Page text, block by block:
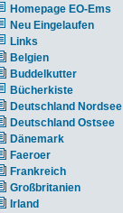
Homepage EO-Ems
Neu Eingelaufen
Links
Belgien
Buddelkutter
Bücherkiste
Deutschland Nordsee
Deutschland Ostsee
Dänemark
Faeroer
Frankreich
Großbritanien
Irland